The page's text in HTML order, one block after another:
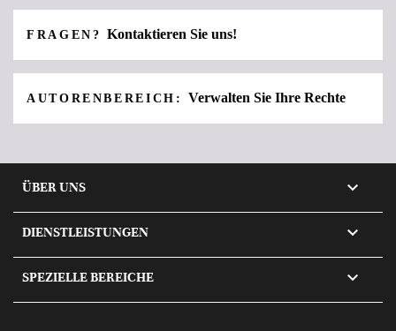
FRAGEN?Kontaktieren Sie uns!
AUTORENBEREICH:Verwalten Sie Ihre Rechte
ÜBER UNS 
DIENSTLEISTUNGEN 
SPEZIELLE BEREICHE 